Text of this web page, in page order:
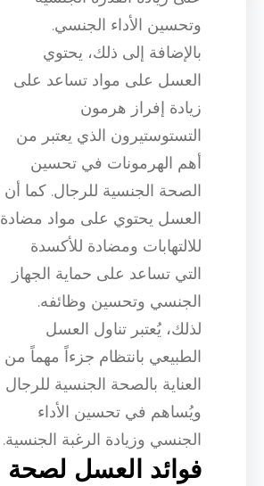
وتحسين الأداء الجنسي.
بالإضافة إلى ذلك، يحتوي
العسل على مواد تساعد على
زيادة إفراز هرمون
التستوستيرون الذي يعتبر من
أهم الهرمونات في تحسين
الصحة الجنسية للرجال. كما أن
العسل يحتوي على مواد مضادة
للالتهابات ومضادة للأكسدة
التي تساعد على حماية الجهاز
الجنسي وتحسين وظائفه.
لذلك، يُعتبر تناول العسل
الطبيعي بانتظام جزءاً مهماً من
العناية بالصحة الجنسية للرجال
ويُساهم في تحسين الأداء
الجنسي وزيادة الرغبة الجنسية.
فوائد العسل لصحة